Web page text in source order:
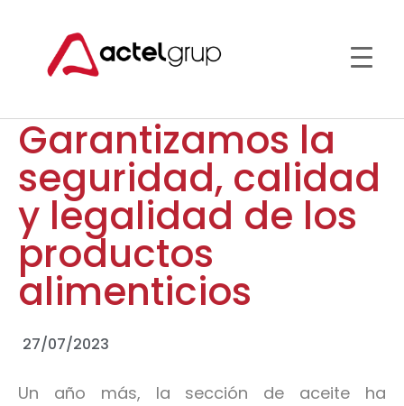
Garantizamos la
seguridad, calidad
y legalidad de los
productos
alimenticios
27/07/2023
Un año más, la sección de aceite ha